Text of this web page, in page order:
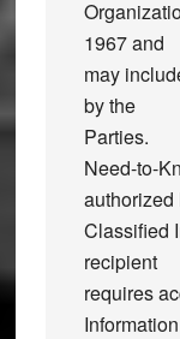
1967 and
may
by the
Parties.
Need-to-
authorized
Classified
recipient
requires